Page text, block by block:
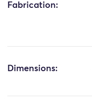
Fabrication:
Dimensions: